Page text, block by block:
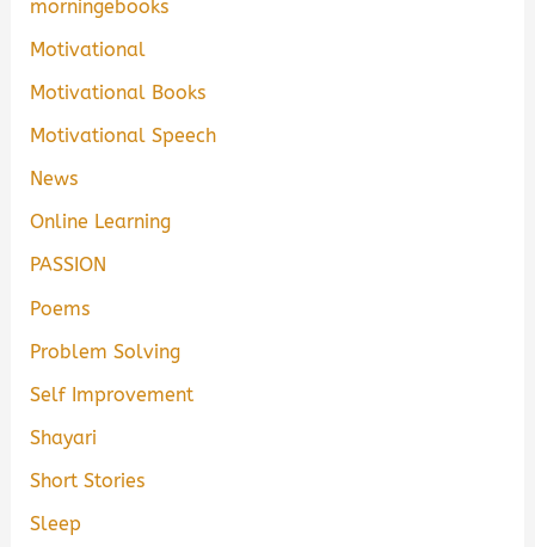
morningebooks
Motivational
Motivational Books
Motivational Speech
News
Online Learning
PASSION
Poems
Problem Solving
Self Improvement
Shayari
Short Stories
Sleep